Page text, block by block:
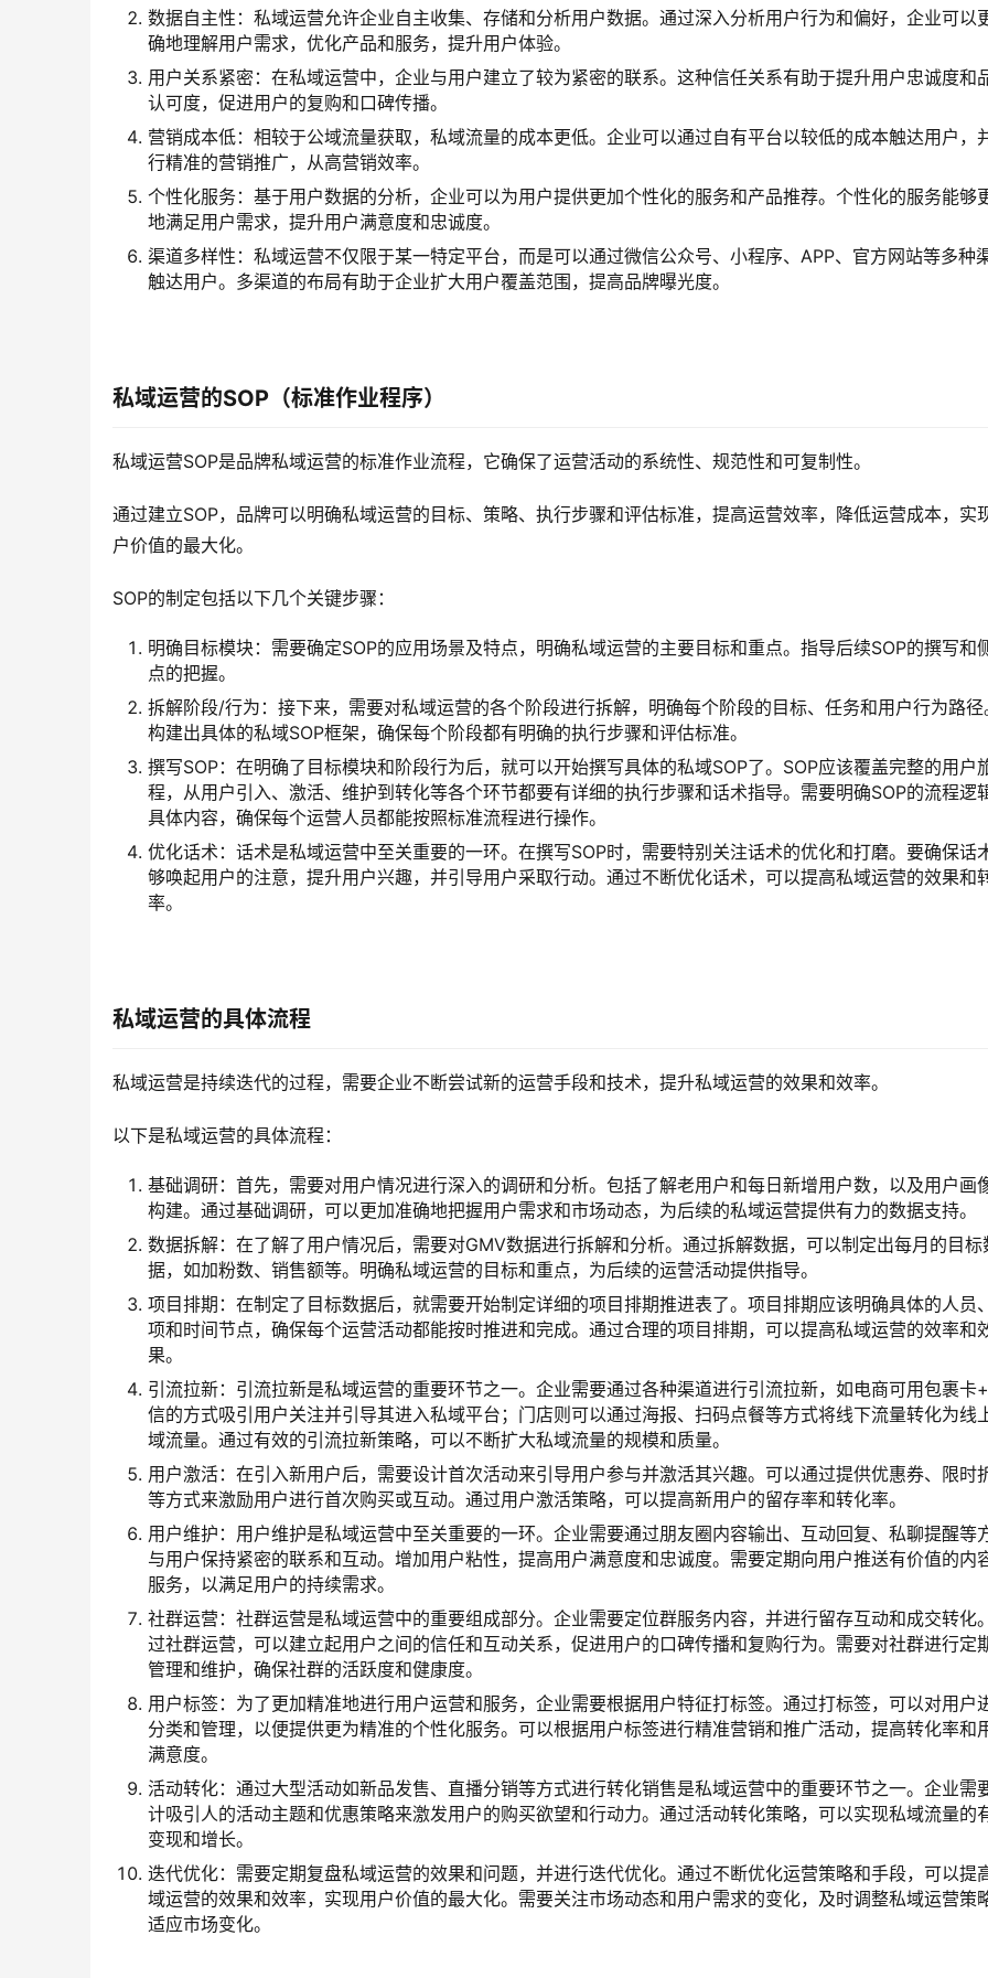
数据自主性：私域运营允许企业自主收集、存储和分析用户数据。通过深入分析用户行为和偏好，企业可以
确地理解用户需求，优化产品和服务，提升用户体验。
用户关系紧密：在私域运营中，企业与用户建立了较为紧密的联系。这种信任关系有助于提升用户忠诚度和
认可度，促进用户的复购和口碑传播。
营销成本低：相较于公域流量获取，私域流量的成本更低。企业可以通过自有平台以较低的成本触达用户，
行精准的营销推广，从高营销效率。
个性化服务：基于用户数据的分析，企业可以为用户提供更加个性化的服务和产品推荐。个性化的服务能够
地满足用户需求，提升用户满意度和忠诚度。
渠道多样性：私域运营不仅限于某一特定平台，而是可以通过微信公众号、小程序、APP、官方网站等多种
触达用户。多渠道的布局有助于企业扩大用户覆盖范围，提高品牌曝光度。
私域运营的SOP（标准作业程序）
私域运营SOP是品牌私域运营的标准作业流程，它确保了运营活动的系统性、规范性和可复制性。
通过建立SOP，品牌可以明确私域运营的目标、策略、执行步骤和评估标准，提高运营效率，降低运营成本，实
户价值的最大化。
SOP的制定包括以下几个关键步骤：
明确目标模块：需要确定SOP的应用场景及特点，明确私域运营的主要目标和重点。指导后续SOP的撰写和
点的把握。
拆解阶段/行为：接下来，需要对私域运营的各个阶段进行拆解，明确每个阶段的目标、任务和用户行为路径
构建出具体的私域SOP框架，确保每个阶段都有明确的执行步骤和评估标准。
撰写SOP：在明确了目标模块和阶段行为后，就可以开始撰写具体的私域SOP了。SOP应该覆盖完整的用户
程，从用户引入、激活、维护到转化等各个环节都要有详细的执行步骤和话术指导。需要明确SOP的流程逻
具体内容，确保每个运营人员都能按照标准流程进行操作。
优化话术：话术是私域运营中至关重要的一环。在撰写SOP时，需要特别关注话术的优化和打磨。要确保话
够唤起用户的注意，提升用户兴趣，并引导用户采取行动。通过不断优化话术，可以提高私域运营的效果和
率。
私域运营的具体流程
私域运营是持续迭代的过程，需要企业不断尝试新的运营手段和技术，提升私域运营的效果和效率。
以下是私域运营的具体流程：
基础调研：首先，需要对用户情况进行深入的调研和分析。包括了解老用户和每日新增用户数，以及用户画
构建。通过基础调研，可以更加准确地把握用户需求和市场动态，为后续的私域运营提供有力的数据支持。
数据拆解：在了解了用户情况后，需要对GMV数据进行拆解和分析。通过拆解数据，可以制定出每月的目标
据，如加粉数、销售额等。明确私域运营的目标和重点，为后续的运营活动提供指导。
项目排期：在制定了目标数据后，就需要开始制定详细的项目排期推进表了。项目排期应该明确具体的人员
项和时间节点，确保每个运营活动都能按时推进和完成。通过合理的项目排期，可以提高私域运营的效率和
果。
引流拉新：引流拉新是私域运营的重要环节之一。企业需要通过各种渠道进行引流拉新，如电商可用包裹卡
信的方式吸引用户关注并引导其进入私域平台；门店则可以通过海报、扫码点餐等方式将线下流量转化为线
域流量。通过有效的引流拉新策略，可以不断扩大私域流量的规模和质量。
用户激活：在引入新用户后，需要设计首次活动来引导用户参与并激活其兴趣。可以通过提供优惠券、限时
等方式来激励用户进行首次购买或互动。通过用户激活策略，可以提高新用户的留存率和转化率。
用户维护：用户维护是私域运营中至关重要的一环。企业需要通过朋友圈内容输出、互动回复、私聊提醒等
与用户保持紧密的联系和互动。增加用户粘性，提高用户满意度和忠诚度。需要定期向用户推送有价值的内
服务，以满足用户的持续需求。
社群运营：社群运营是私域运营中的重要组成部分。企业需要定位群服务内容，并进行留存互动和成交转化
过社群运营，可以建立起用户之间的信任和互动关系，促进用户的口碑传播和复购行为。需要对社群进行定
管理和维护，确保社群的活跃度和健康度。
用户标签：为了更加精准地进行用户运营和服务，企业需要根据用户特征打标签。通过打标签，可以对用户
分类和管理，以便提供更为精准的个性化服务。可以根据用户标签进行精准营销和推广活动，提高转化率和
满意度。
活动转化：通过大型活动如新品发售、直播分销等方式进行转化销售是私域运营中的重要环节之一。企业需
计吸引人的活动主题和优惠策略来激发用户的购买欲望和行动力。通过活动转化策略，可以实现私域流量的
变现和增长。
迭代优化：需要定期复盘私域运营的效果和问题，并进行迭代优化。通过不断优化运营策略和手段，可以提
域运营的效果和效率，实现用户价值的最大化。需要关注市场动态和用户需求的变化，及时调整私域运营策
适应市场变化。